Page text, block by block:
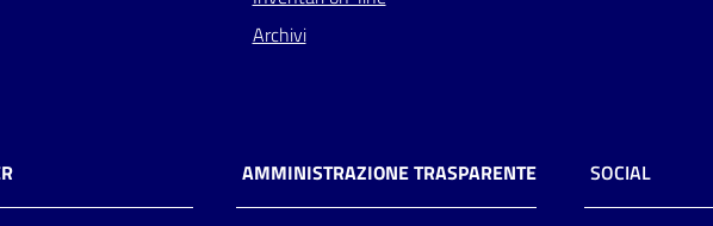
Archivi
AMMINISTRAZIONE TRASPARENTE SOCIAL